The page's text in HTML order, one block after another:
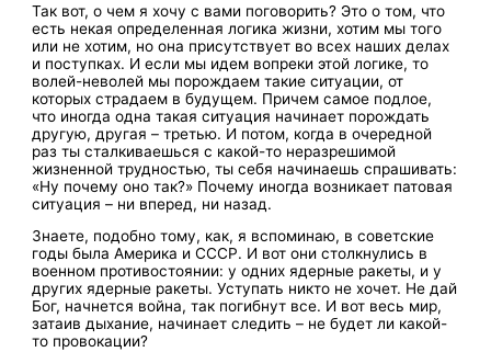
Так вот, о чем я хочу с вами поговорить? Это о том, что
есть некая определенная логика жизни, хотим мы того
или не хотим, но она присутствует во всех наших делах
и поступках. И если мы идем вопреки этой логике, то
волей-неволей мы порождаем такие ситуации, от
которых страдаем в будущем. Причем самое подлое,
что иногда одна такая ситуация начинает порождать
другую, другая – третью. И потом, когда в очередной
раз ты сталкиваешься с какой-то неразрешимой
жизненной трудностью, ты себя начинаешь спрашивать:
«Ну почему оно так?» Почему иногда возникает патовая
ситуация – ни вперед, ни назад.
Знаете, подобно тому, как, я вспоминаю, в советские
годы была Америка и СССР. И вот они столкнулись в
военном противостоянии: у одних ядерные ракеты, и у
других ядерные ракеты. Уступать никто не хочет. Не дай
Бог, начнется война, так погибнут все. И вот весь мир,
затаив дыхание, начинает следить – не будет ли какой-
то провокации?